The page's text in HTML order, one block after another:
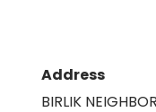
Address
BIRLIK